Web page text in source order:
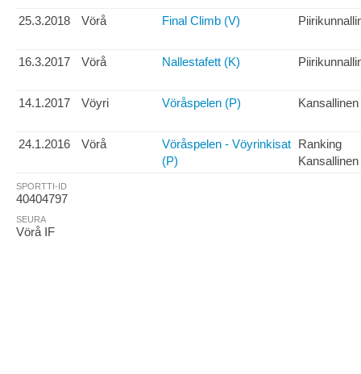
25.3.2018 Vörå Final Climb (V)
16.3.2017 Vörå Nallestafett (K)
14.1.2017 Vöyri Vöråspelen (P) Kansallinen
24.1.2016 Vörå
Vöråspelen - Vöyrinkisat
(P)
Ranking
Kansallinen
SPORTTI-ID
40404797
SEURA
Vörå IF